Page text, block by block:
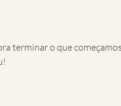
terminar o que